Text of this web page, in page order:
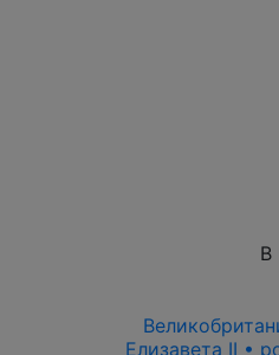
В
Елизавета II •